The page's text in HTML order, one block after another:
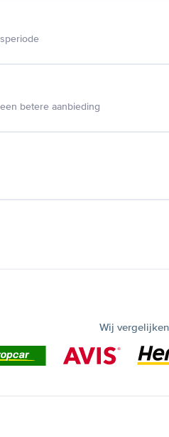
betere aanbieding
Wij